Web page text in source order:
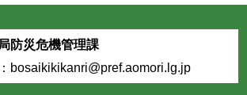
防災危機管理課
bosaikikikanri@pref.aomori.lg.jp